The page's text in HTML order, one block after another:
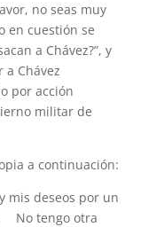
no seas muy
en cuestión se
a Chávez?”, y
Chávez
por acción
militar de
a continuación:
mis deseos por un
No tengo otra